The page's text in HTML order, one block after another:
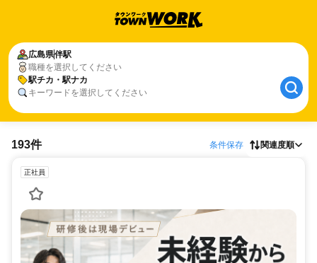
広島県伴駅
職種を選択してください
駅チカ・駅ナカ
キーワードを選択してください
193件 条件保存 関連度順
正社員